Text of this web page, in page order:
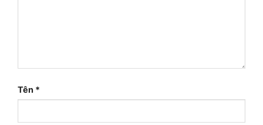
Tên *